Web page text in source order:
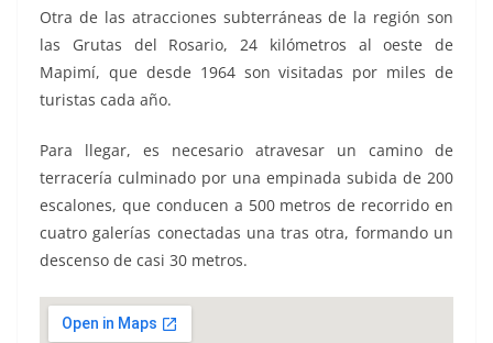
Otra de las atracciones subterráneas de la región son
las Grutas del Rosario, 24 kilómetros al oeste de
Mapimí, que desde 1964 son visitadas por miles de
turistas cada año.
Para llegar, es necesario atravesar un camino de
terracería culminado por una empinada subida de 200
escalones, que conducen a 500 metros de recorrido en
cuatro galerías conectadas una tras otra, formando un
descenso de casi 30 metros.